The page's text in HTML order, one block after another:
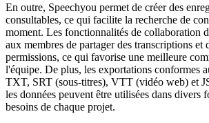
En outre, Speechyou permet de créer des
consultables, ce qui facilite la recherche de
moment. Les fonctionnalités de collaboration
aux membres de partager des transcriptions et
permissions, ce qui favorise une meilleure
l'équipe. De plus, les exportations conformes
TXT, SRT (sous-titres), VTT (vidéo web) et
les données peuvent être utilisées dans divers
besoins de chaque projet.